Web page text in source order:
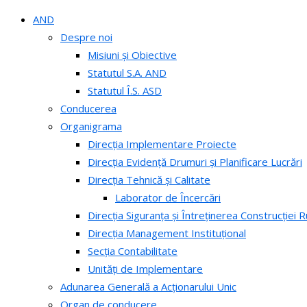
AND
Despre noi
Misiuni și Obiective
Statutul S.A. AND
Statutul Î.S. ASD
Conducerea
Organigrama
Direcția Implementare Proiecte
Direcția Evidență Drumuri și Planificare Lucrări
Direcția Tehnică și Calitate
Laborator de Încercări
Direcția Siguranța și Întreținerea Construcției
Direcția Management Instituțional
Secția Contabilitate
Unități de Implementare
Adunarea Generală a Acționarului Unic
Organ de conducere